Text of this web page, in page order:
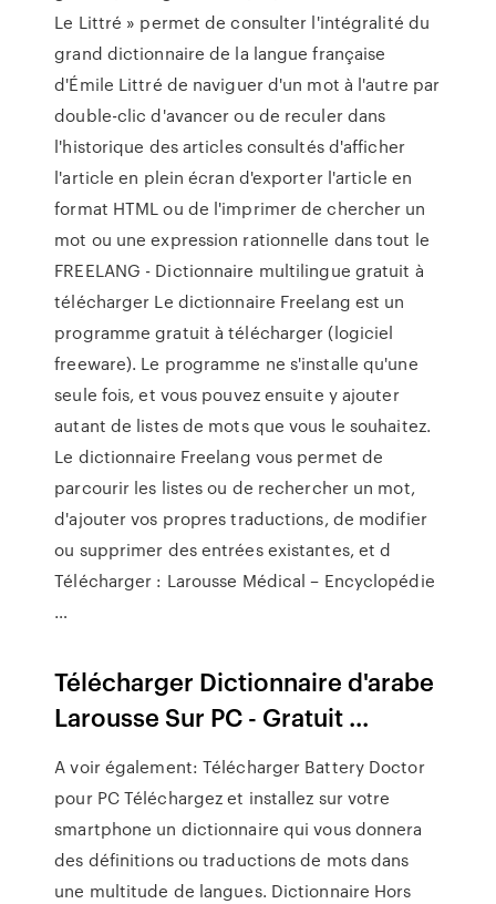
Le Littré » permet de consulter l'intégralité du
grand dictionnaire de la langue française
d'Émile Littré de naviguer d'un mot à l'autre par
double-clic d'avancer ou de reculer dans
l'historique des articles consultés d'afficher
l'article en plein écran d'exporter l'article en
format HTML ou de l'imprimer de chercher un
mot ou une expression rationnelle dans tout le
FREELANG - Dictionnaire multilingue gratuit à
télécharger Le dictionnaire Freelang est un
programme gratuit à télécharger (logiciel
freeware). Le programme ne s'installe qu'une
seule fois, et vous pouvez ensuite y ajouter
autant de listes de mots que vous le souhaitez.
Le dictionnaire Freelang vous permet de
parcourir les listes ou de rechercher un mot,
d'ajouter vos propres traductions, de modifier
ou supprimer des entrées existantes, et d
Télécharger : Larousse Médical – Encyclopédie
…
Télécharger Dictionnaire d'arabe
Larousse Sur PC - Gratuit ...
A voir également: Télécharger Battery Doctor
pour PC Téléchargez et installez sur votre
smartphone un dictionnaire qui vous donnera
des définitions ou traductions de mots dans
une multitude de langues. Dictionnaire Hors